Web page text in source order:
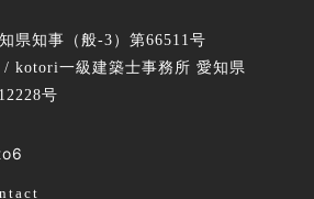
県知事（般-3）第66511号
/ kotori一級建築士事務所 愛知県
号